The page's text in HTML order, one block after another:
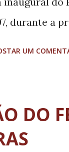
Social”,
durante a
às
além de
UM
DO